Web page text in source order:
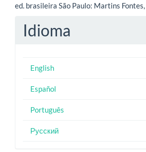
ed. brasileira São Paulo: Martins
Idioma
English
Español
Português
Русский